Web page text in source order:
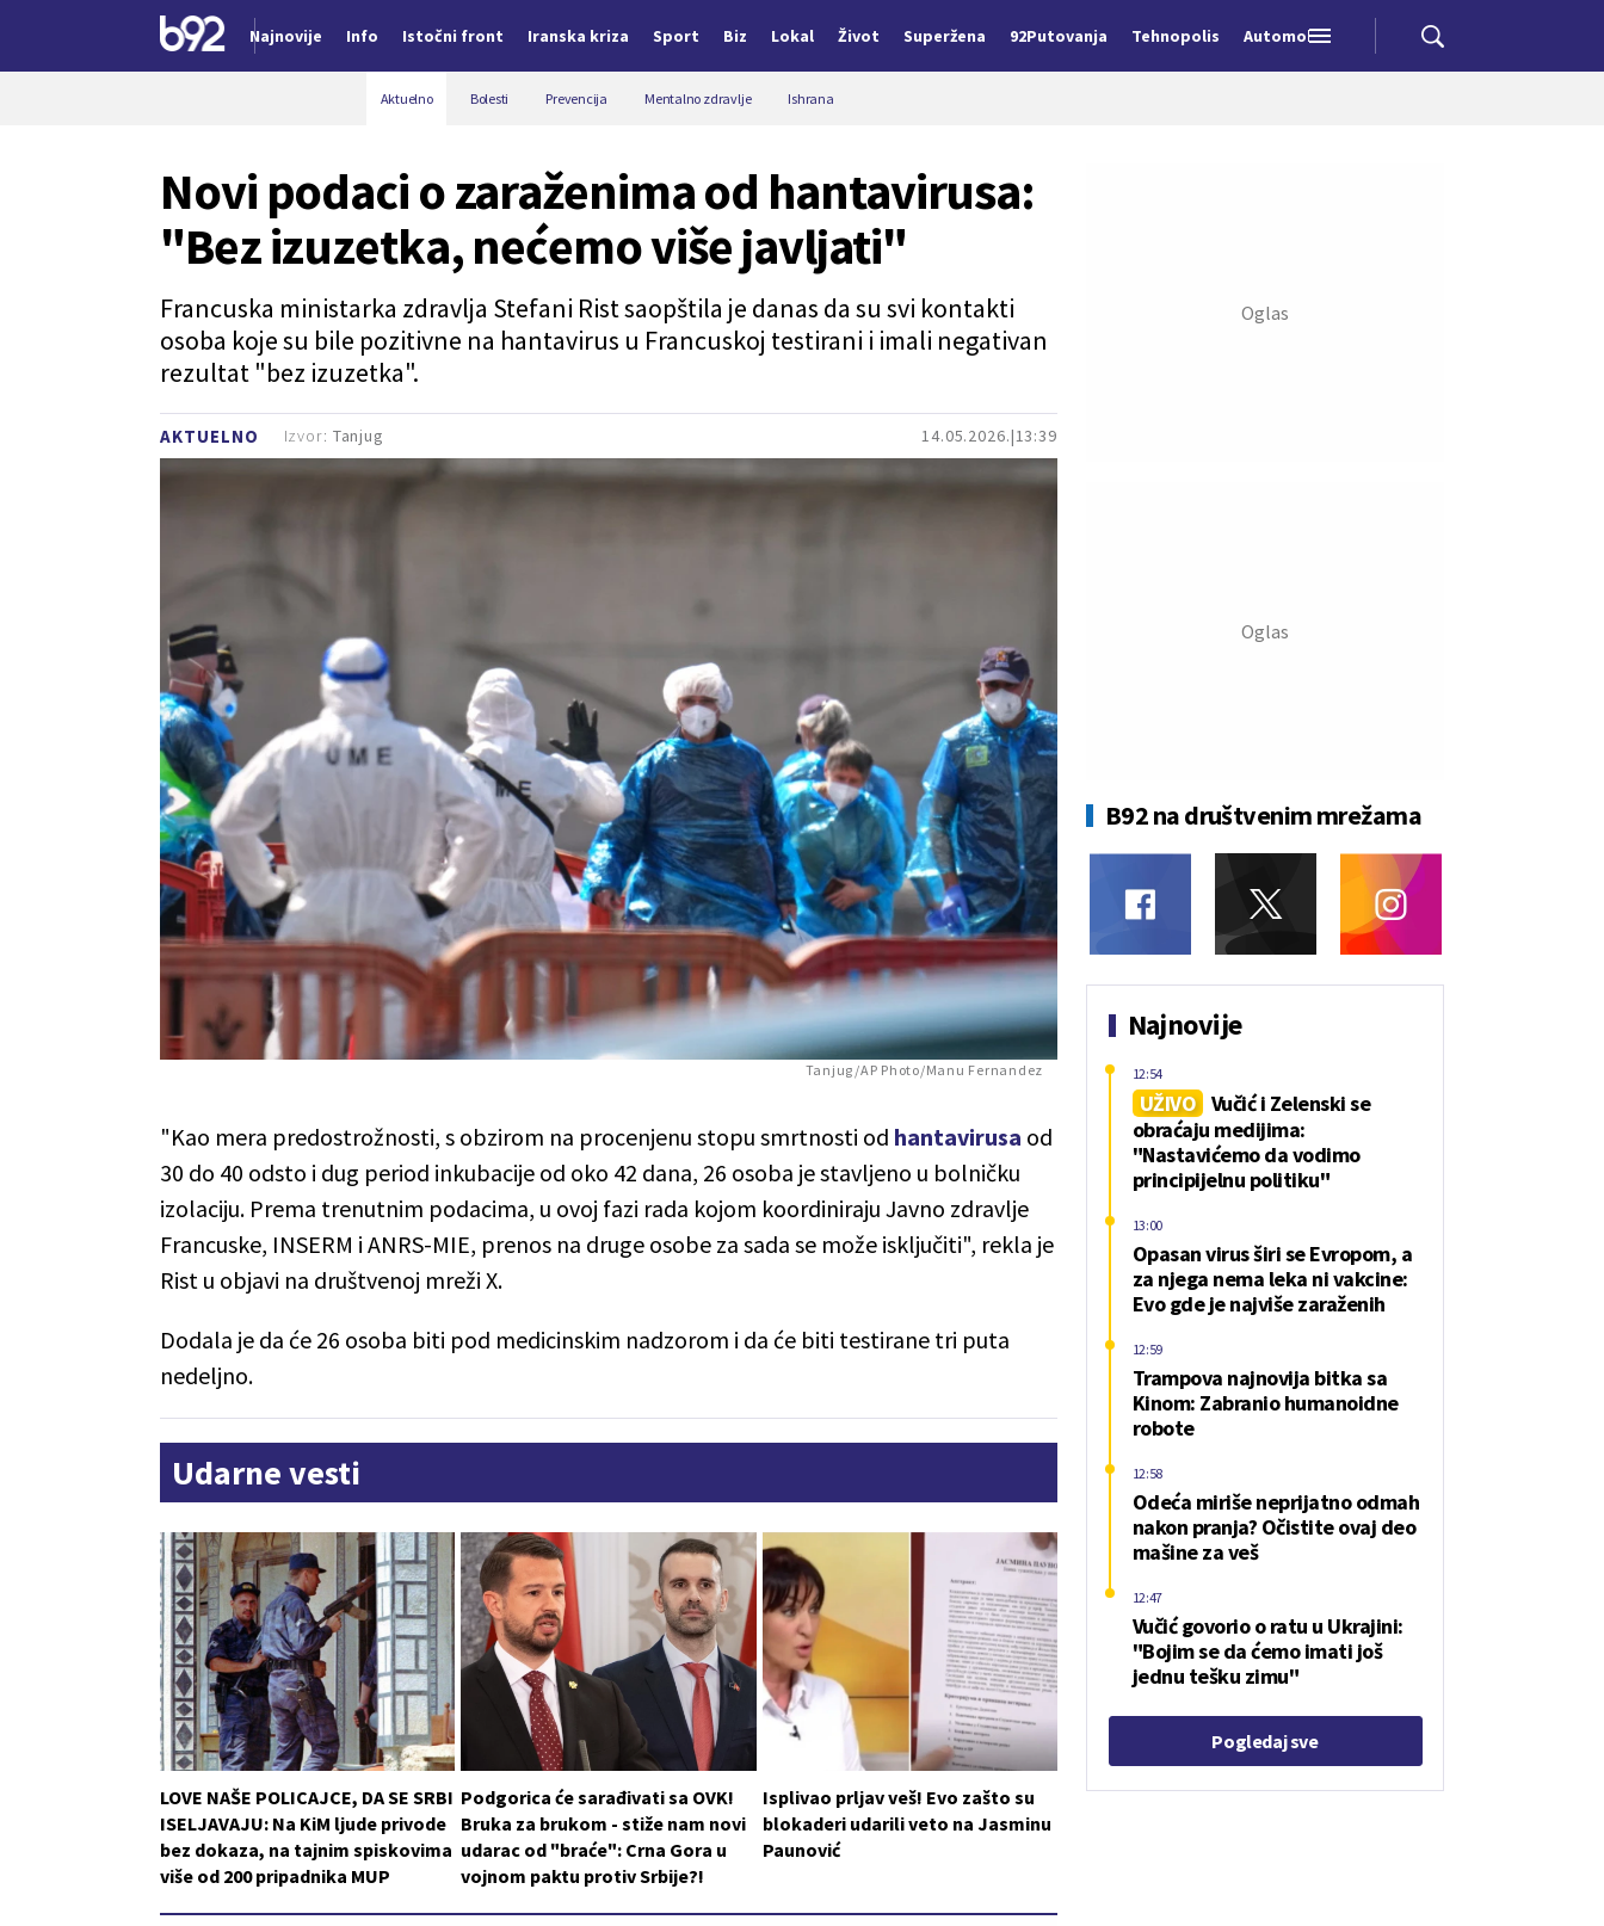
Najnovije Info Istočni front Iranska kriza Sport Biz Lokal Život Superžena 92Putovanja Tehnopolis Automobili
Aktuelno Bolesti Prevencija Mentalno zdravlje Ishrana
AKTUELNO 14.05.2026. 13:39
Novi podaci o zaraženima od hantavirusa:
"Bez izuzetka, nećemo više javljati"
Francuska ministarka zdravlja Stefani Rist saopštila je danas da su svi kontakti
osoba koje su bile pozitivne na hantavirus u Francuskoj testirani i imali negativan
rezultat "bez izuzetka".
Izvor: Tanjug
Tanjug/AP Photo/Manu Fernandez
"Kao mera predostrožnosti, s obzirom na procenjenu stopu smrtnosti od hantavirusa od
30 do 40 odsto i dug period inkubacije od oko 42 dana, 26 osoba je stavljeno u bolničku
izolaciju. Prema trenutnim podacima, u ovoj fazi rada kojom koordiniraju Javno zdravlje
Francuske, INSERM i ANRS-MIE, prenos na druge osobe za sada se može isključiti", rekla je
Rist u objavi na društvenoj mreži X.
Dodala je da će 26 osoba biti pod medicinskim nadzorom i da će biti testirane tri puta
nedeljno.
Udarne vesti
LOVE NAŠE POLICAJCE, DA SE SRBI
ISELJAVAJU: Na KiM ljude privode
bez dokaza, na tajnim spiskovima
više od 200 pripadnika MUP
Podgorica će sarađivati sa OVK!
Bruka za brukom - stiže nam novi
udarac od "braće": Crna Gora u
vojnom paktu protiv Srbije?!
Isplivao prljav veš! Evo zašto su
blokaderi udarili veto na Jasminu
Paunović
B92 na društvenim mrežama
Najnovije
UŽIVO Vučić i Zelenski se
obraćaju medijima:
"Nastavićemo da vodimo
principijelnu politiku"
12:54
Opasan virus širi se Evropom, a
za njega nema leka ni vakcine:
Evo gde je najviše zaraženih
13:00
Trampova najnovija bitka sa
Kinom: Zabranio humanoidne
robote
12:59
Odeća miriše neprijatno odmah
nakon pranja? Očistite ovaj deo
mašine za veš
12:58
Vučić govorio o ratu u Ukrajini:
"Bojim se da ćemo imati još
jednu tešku zimu"
12:47
Pogledaj sve